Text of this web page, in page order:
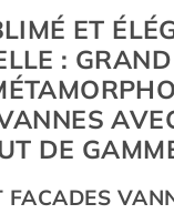
ET
:
DE
FACADES